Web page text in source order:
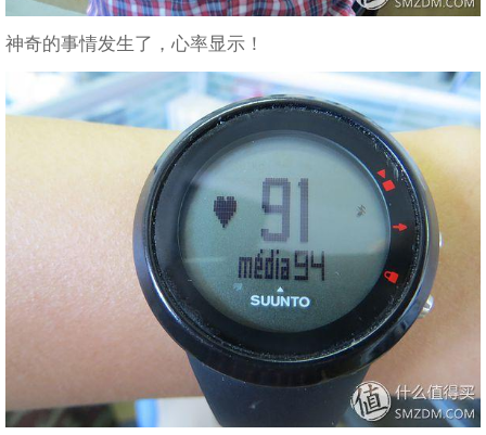
神奇的事情发生了，心率显示！